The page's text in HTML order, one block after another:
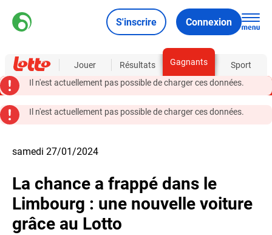
S'inscrire Connexion
À propos Jouer Résultats Gagnants
Sport
Il n'est actuellement pas possible de charger ces données.
Il n'est actuellement pas possible de charger ces données.
samedi 27/01/2024
La chance a frappé dans le
Limbourg : une nouvelle voiture
grâce au Lotto